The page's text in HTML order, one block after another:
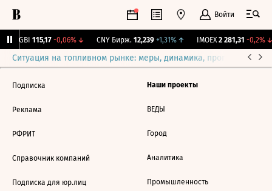
Войти
RGBI 115,17 -0,06%↓ CNY Бирж. 12,239 +1,31%↑ IMOEX 2 281,31 -0,2%↓
Ситуация на топливном рынке: меры, динамика, прогнозы
Подписка
Реклама
РФРИТ
Справочник компаний
Подписка для юр.лиц
Наши проекты
ВЕДЫ
Город
Аналитика
Промышленность